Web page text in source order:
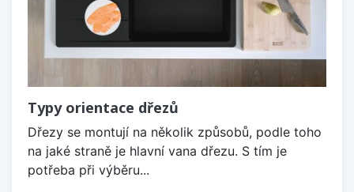
Typy orientace dřezů
Dřezy se montují na několik způsobů, podle toho
na jaké straně je hlavní vana dřezu. S tím je
potřeba při výběru...